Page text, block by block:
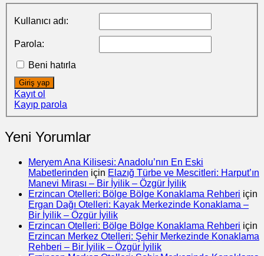
Kullanıcı adı:
Parola:
Beni hatırla
Giriş yap
Kayıt ol
Kayıp parola
Yeni Yorumlar
Meryem Ana Kilisesi: Anadolu’nın En Eski
Mabetlerinden için Elazığ Türbe ve Mescitleri: Harput’ın
Manevi Mirası – Bir İyilik – Özgür İyilik
Erzincan Otelleri: Bölge Bölge Konaklama Rehberi için
Ergan Dağı Otelleri: Kayak Merkezinde Konaklama –
Bir İyilik – Özgür İyilik
Erzincan Otelleri: Bölge Bölge Konaklama Rehberi için
Erzincan Merkez Otelleri: Şehir Merkezinde Konaklama
Rehberi – Bir İyilik – Özgür İyilik